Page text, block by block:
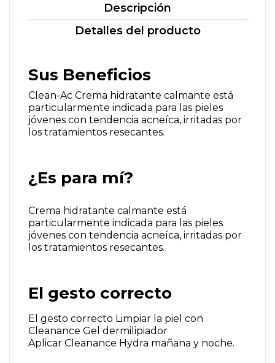
Descripción
Detalles del producto
Sus Beneficios
Clean-Ac Crema hidratante calmante está
particularmente indicada para las pieles
jóvenes con tendencia acneíca, irritadas por
los tratamientos resecantes.
¿Es para mí?
Crema hidratante calmante está
particularmente indicada para las pieles
jóvenes con tendencia acneíca, irritadas por
los tratamientos resecantes.
El gesto correcto
El gesto correcto Limpiar la piel con
Cleanance Gel dermilipiador
Aplicar Cleanance Hydra mañana y noche.